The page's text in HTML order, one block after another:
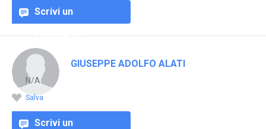
Scrivi un
commento
GIUSEPPE ADOLFO ALATI
N/A
Salva
Scrivi un